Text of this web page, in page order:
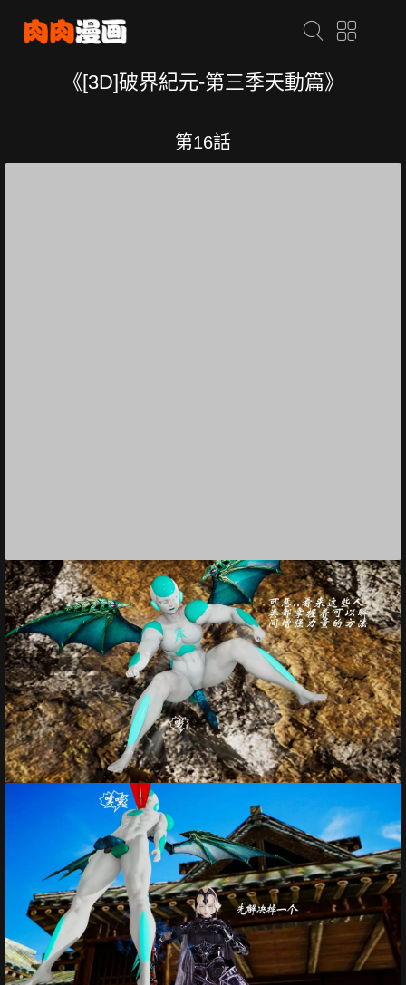
《[3D]破界紀元-第三季天動篇》
第16話